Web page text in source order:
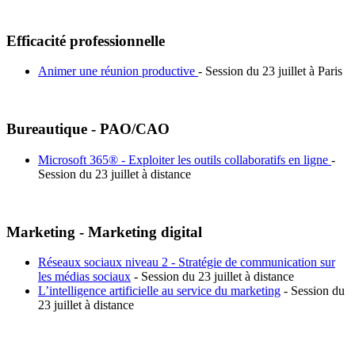
Efficacité professionnelle
Animer une réunion productive - Session du 23 juillet à Paris
Bureautique - PAO/CAO
Microsoft 365® - Exploiter les outils collaboratifs en ligne -
Session du 23 juillet à distance
Marketing - Marketing digital
Réseaux sociaux niveau 2 - Stratégie de communication sur
les médias sociaux - Session du 23 juillet à distance
L’intelligence artificielle au service du marketing - Session du
23 juillet à distance